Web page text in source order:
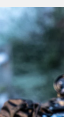
zu dämpfen.
sich für ein